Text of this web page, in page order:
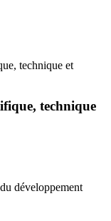
technique et
technique
développement